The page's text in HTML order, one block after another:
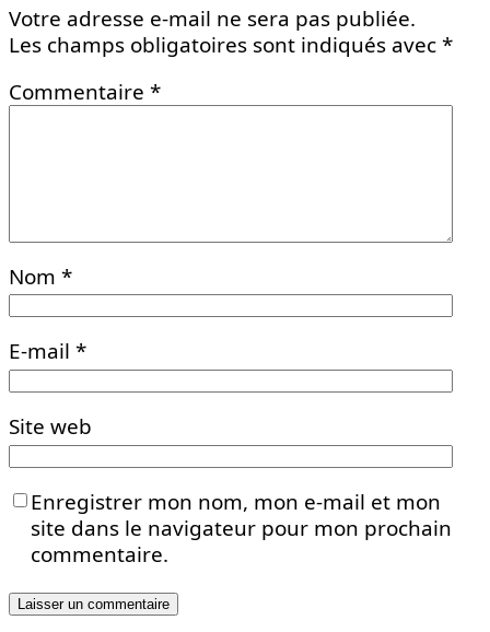
Votre adresse e-mail ne sera pas publiée.
Les champs obligatoires sont indiqués avec*
Commentaire *
Nom *
E-mail *
Site web
Enregistrer mon nom, mon e-mail et mon
site dans le navigateur pour mon prochain
commentaire.